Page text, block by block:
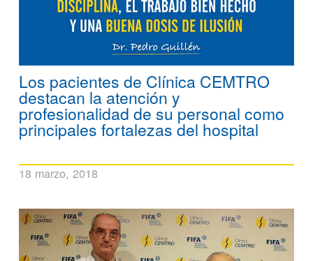
Los pacientes de Clínica CEMTRO
destacan la atención y
profesionalidad de su personal como
principales fortalezas del hospital
18 marzo, 2018